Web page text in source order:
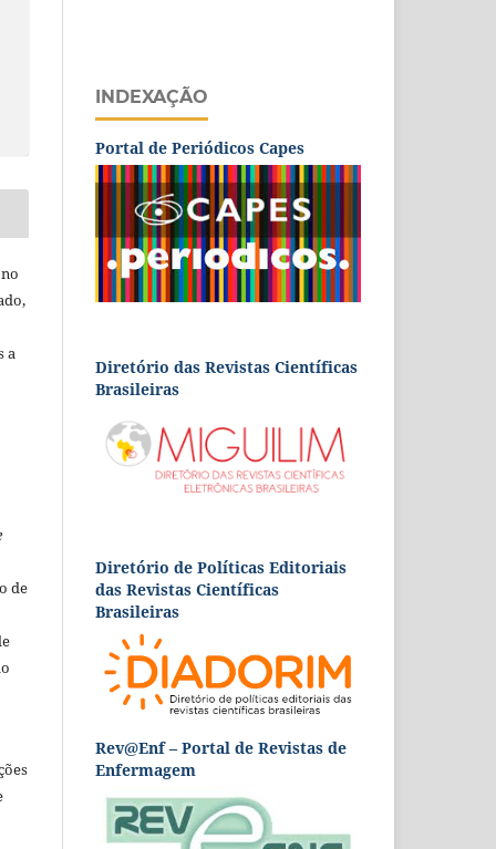
a
de
INDEXAÇÃO
Portal de Periódicos Capes
Diretório das Revistas Científicas
Brasileiras
Diretório de Políticas Editoriais
das Revistas Científicas
Brasileiras
Rev@Enf – Portal de Revistas de
Enfermagem